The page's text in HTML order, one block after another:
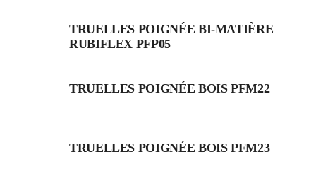
TRUELLES POIGNÉE BI-MATIÈRE
RUBIFLEX PFP05
TRUELLES POIGNÉE BOIS PFM22
TRUELLES POIGNÉE BOIS PFM23